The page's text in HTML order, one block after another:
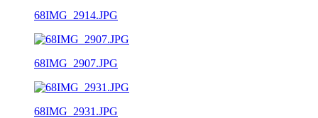
68IMG_2914.JPG
68IMG_2907.JPG
68IMG_2931.JPG